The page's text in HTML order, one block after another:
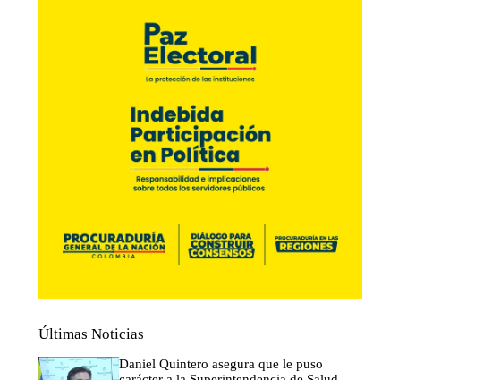
Últimas Noticias
Daniel Quintero asegura que le puso